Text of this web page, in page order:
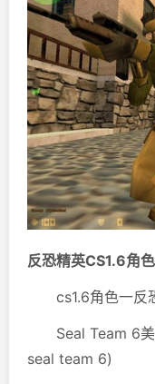
反恐精英CS1.6角
cs1.6角色一反
Seal Team 6美
seal team 6)